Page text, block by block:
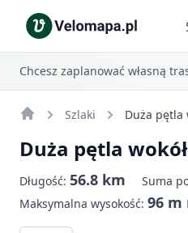
Chcesz zaplanować własną
Szlaki Duża pętla
Duża pętla
Długość: 56.8 km Suma
Maksymalna wysokość: 96 m